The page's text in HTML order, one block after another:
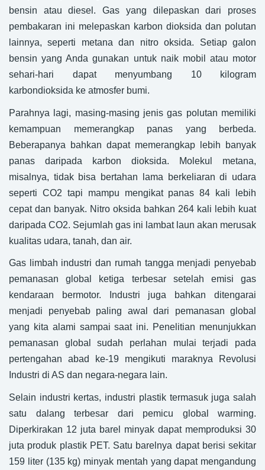
bensin atau diesel. Gas yang dilepaskan dari proses
pembakaran ini melepaskan karbon dioksida dan polutan
lainnya, seperti metana dan nitro oksida. Setiap galon
bensin yang Anda gunakan untuk naik mobil atau motor
sehari-hari dapat menyumbang 10 kilogram
karbondioksida ke atmosfer bumi.
Parahnya lagi, masing-masing jenis gas polutan memiliki
kemampuan memerangkap panas yang berbeda.
Beberapanya bahkan dapat memerangkap lebih banyak
panas daripada karbon dioksida. Molekul metana,
misalnya, tidak bisa bertahan lama berkeliaran di udara
seperti CO2 tapi mampu mengikat panas 84 kali lebih
cepat dan banyak. Nitro oksida bahkan 264 kali lebih kuat
daripada CO2. Sejumlah gas ini lambat laun akan merusak
kualitas udara, tanah, dan air.
Gas limbah industri dan rumah tangga menjadi penyebab
pemanasan global ketiga terbesar setelah emisi gas
kendaraan bermotor. Industri juga bahkan ditengarai
menjadi penyebab paling awal dari pemanasan global
yang kita alami sampai saat ini. Penelitian menunjukkan
pemanasan global sudah perlahan mulai terjadi pada
pertengahan abad ke-19 mengikuti maraknya Revolusi
Industri di AS dan negara-negara lain.
Selain industri kertas, industri plastik termasuk juga salah
satu dalang terbesar dari pemicu global warming.
Diperkirakan 12 juta barel minyak dapat memproduksi 30
juta produk plastik PET. Satu barelnya dapat berisi sekitar
159 liter (135 kg) minyak mentah yang dapat mengandung